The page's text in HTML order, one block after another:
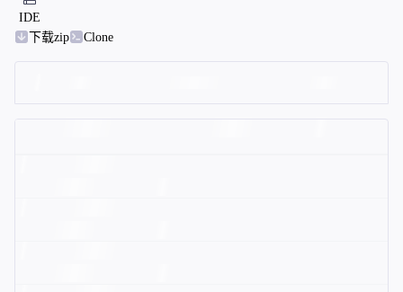
IDE
下载zip
Clone